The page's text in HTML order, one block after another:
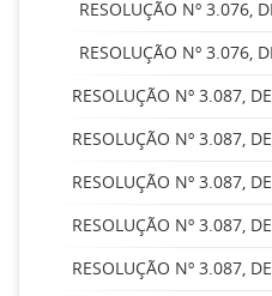
RESOLUÇÃO Nº 3.076,
RESOLUÇÃO Nº 3.076,
RESOLUÇÃO Nº 3.087,
RESOLUÇÃO Nº 3.087,
RESOLUÇÃO Nº 3.087,
RESOLUÇÃO Nº 3.087,
RESOLUÇÃO Nº 3.087,